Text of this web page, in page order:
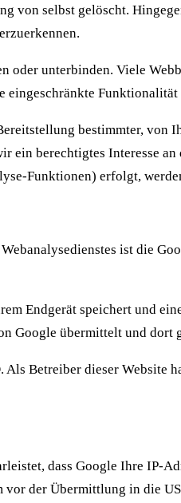
von selbst gelöscht.
oder unterbinden. Viele
bestimmter, von
berechtigtes Interesse
Funktionen) erfolgt,
ist die
Endgerät speichert und
Google übermittelt und
Betreiber dieser Website
dass Google Ihre IP-
der Übermittlung in die